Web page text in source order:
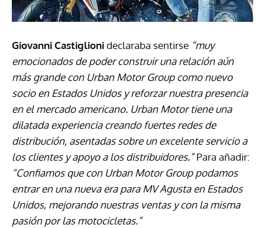
Giovanni Castiglionideclaraba sentirse “muy
emocionados de poder construir una relación aún
más grande con Urban Motor Group como nuevo
socio en Estados Unidos y reforzar nuestra presencia
en el mercado americano. Urban Motor tiene una
dilatada experiencia creando fuertes redes de
distribución, asentadas sobre un excelente servicio a
los clientes y apoyo a los distribuidores.”Para añadir:
“Confiamos que con Urban Motor Group podamos
entrar en una nueva era para MV Agusta en Estados
Unidos, mejorando nuestras ventas y con la misma
pasión por las motocicletas.”